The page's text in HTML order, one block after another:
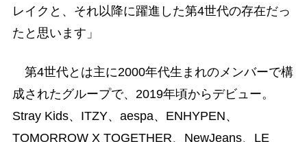
レイクと、それ以降に躍進した第4世代の存在だっ
たと思います」
第4世代とは主に2000年代生まれのメンバーで構
成されたグループで、2019年頃からデビュー。
Stray Kids、ITZY、aespa、ENHYPEN、
TOMORROW X TOGETHER、NewJeans、LE